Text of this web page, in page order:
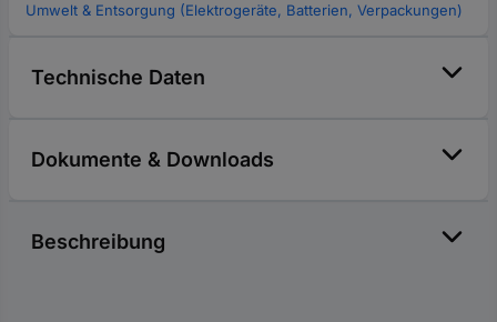
Umwelt & Entsorgung (Elektrogeräte, Batterien, Verpackungen)
Technische Daten
Dokumente & Downloads
Beschreibung